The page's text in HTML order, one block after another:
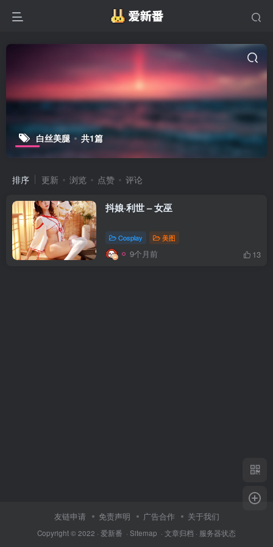
白丝美腿 共1篇
排序 更新 浏览 点赞 评论
抖娘·利世 – 女巫
Cosplay 美图
9个月前 13
友链申请 免责声明 广告合作 关于我们
Copyright © 2022 · 爱新番 · Sitemap · 文章归档 · 服务器状态